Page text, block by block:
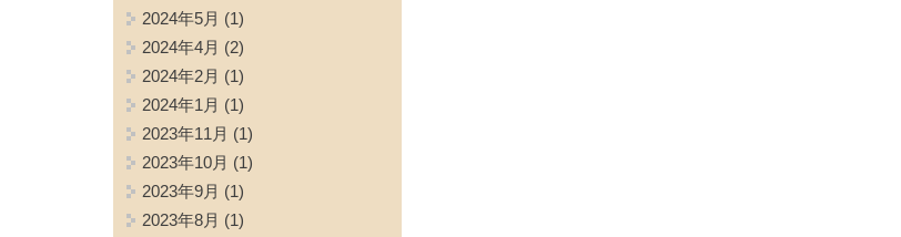
2024年5月 (1)
2024年4月 (2)
2024年2月 (1)
2024年1月 (1)
2023年11月 (1)
2023年10月 (1)
2023年9月 (1)
2023年8月 (1)